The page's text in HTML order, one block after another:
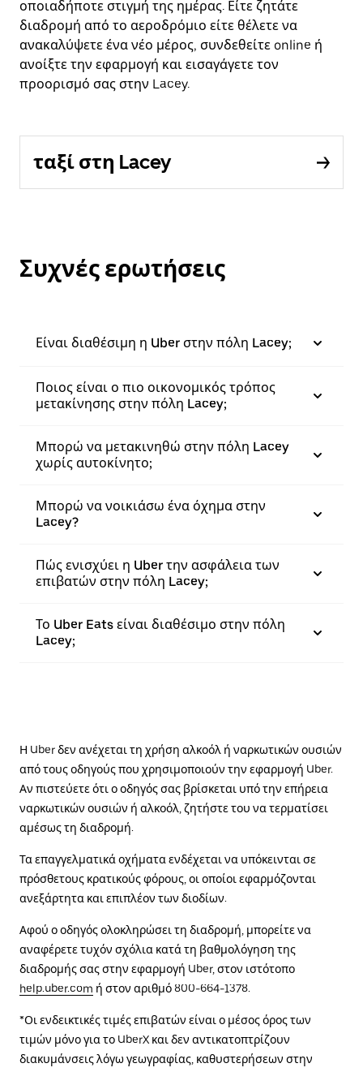
οποιαδήποτε στιγμή της ημέρας. Είτε ζητάτε
διαδρομή από το αεροδρόμιο είτε θέλετε να
ανακαλύψετε ένα νέο μέρος, συνδεθείτε online ή
ανοίξτε την εφαρμογή και εισαγάγετε τον
προορισμό σας στην Lacey.
ταξί στη Lacey
Συχνές ερωτήσεις
Είναι διαθέσιμη η Uber στην πόλη Lacey;
Ποιος είναι ο πιο οικονομικός τρόπος
μετακίνησης στην πόλη Lacey;
Μπορώ να μετακινηθώ στην πόλη Lacey
χωρίς αυτοκίνητο;
Μπορώ να νοικιάσω ένα όχημα στην
Lacey?
Πώς ενισχύει η Uber την ασφάλεια των
επιβατών στην πόλη Lacey;
Το Uber Eats είναι διαθέσιμο στην πόλη
Lacey;
Η Uber δεν ανέχεται τη χρήση αλκοόλ ή ναρκωτικών ουσιών
από τους οδηγούς που χρησιμοποιούν την εφαρμογή Uber.
Αν πιστεύετε ότι ο οδηγός σας βρίσκεται υπό την επήρεια
ναρκωτικών ουσιών ή αλκοόλ, ζητήστε του να τερματίσει
αμέσως τη διαδρομή.
Τα επαγγελματικά οχήματα ενδέχεται να υπόκεινται σε
πρόσθετους κρατικούς φόρους, οι οποίοι εφαρμόζονται
ανεξάρτητα και επιπλέον των διοδίων.
Αφού ο οδηγός ολοκληρώσει τη διαδρομή, μπορείτε να
αναφέρετε τυχόν σχόλια κατά τη βαθμολόγηση της
διαδρομής σας στην εφαρμογή Uber, στον ιστότοπο
help.uber.com ή στον αριθμό 800-664-1378.
*Οι ενδεικτικές τιμές επιβατών είναι ο μέσος όρος των
τιμών μόνο για το UberX και δεν αντικατοπτρίζουν
διακυμάνσεις λόγω γεωγραφίας, καθυστερήσεων στην